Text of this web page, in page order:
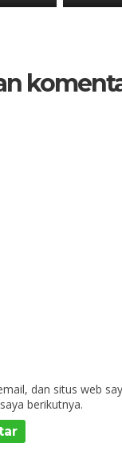
dan situs web
berikutnya.